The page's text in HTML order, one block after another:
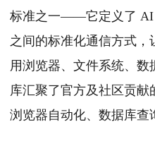
标准之一——它定义了 AI
之间的标准化通信方式，
用浏览器、文件系统、数
库汇聚了官方及社区贡献
浏览器自动化、数据库查